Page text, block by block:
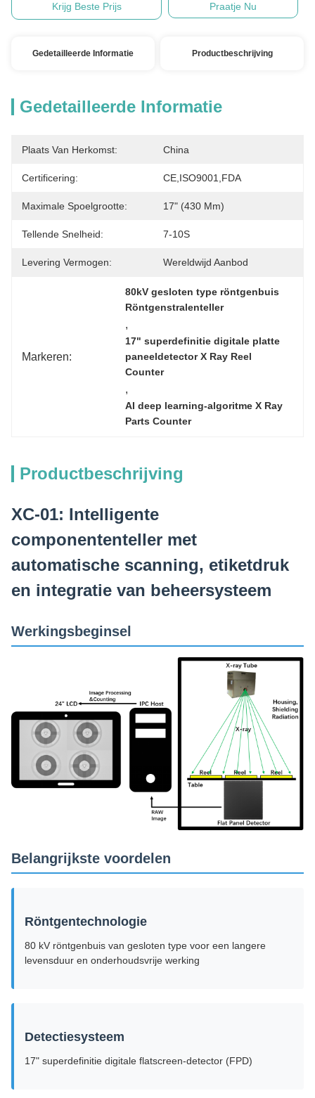
Krijg Beste Prijs Praatje Nu
Gedetailleerde Informatie Productbeschrijving
Gedetailleerde Informatie
Plaats Van Herkomst: China
Certificering: CE,ISO9001,FDA
Maximale Spoelgrootte: 17" (430 Mm)
Tellende Snelheid: 7-10S
Levering Vermogen: Wereldwijd Aanbod
Markeren:
80kV gesloten type röntgenbuis
Röntgenstralenteller
,
17" superdefinitie digitale platte
paneeldetector X Ray Reel
Counter
,
AI deep learning-algoritme X Ray
Parts Counter
Productbeschrijving
XC-01: Intelligente
componententeller met
automatische scanning, etiketdruk
en integratie van beheersysteem
Werkingsbeginsel
Belangrijkste voordelen
Röntgentechnologie
80 kV röntgenbuis van gesloten type voor een langere
levensduur en onderhoudsvrije werking
Detectiesysteem
17" superdefinitie digitale flatscreen-detector (FPD)